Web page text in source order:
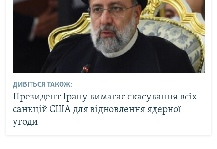
ДИВІТЬСЯ ТАКОЖ:
Президент Ірану вимагає скасування всіх
санкцій США для відновлення ядерної
угоди